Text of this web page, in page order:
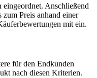
Anschließend
Preis anhand einer
mit ein.
für den Endkunden
nach diesen Kriterien.